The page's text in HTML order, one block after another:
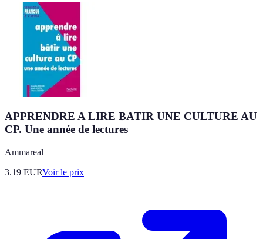
APPRENDRE A LIRE BATIR UNE CULTURE AU
CP. Une année de lectures
Ammareal
3.19 EURVoir le prix